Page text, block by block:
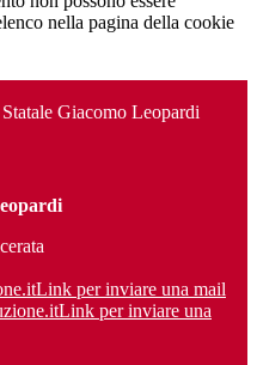
nella pagina della cookie
Giacomo Leopardi
Link per inviare una mail
Link per inviare una